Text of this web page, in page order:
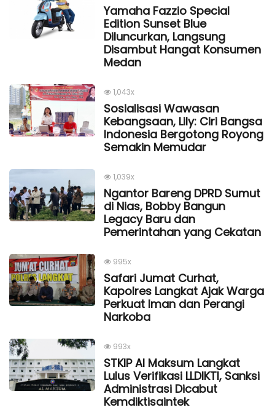
Yamaha Fazzio Special
Edition Sunset Blue
Diluncurkan, Langsung
Disambut Hangat Konsumen
Medan
1,043x
Sosialisasi Wawasan
Kebangsaan, Lily: Ciri Bangsa
Indonesia Bergotong Royong
Semakin Memudar
1,039x
Ngantor Bareng DPRD Sumut
di Nias, Bobby Bangun
Legacy Baru dan
Pemerintahan yang Cekatan
995x
Safari Jumat Curhat,
Kapolres Langkat Ajak Warga
Perkuat Iman dan Perangi
Narkoba
993x
STKIP Al Maksum Langkat
Lulus Verifikasi LLDIKTI, Sanksi
Administrasi Dicabut
Kemdiktisaintek